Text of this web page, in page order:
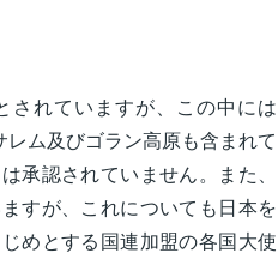
されていますが、この中には
ム及びゴラン高原も含まれて
承認されていません。また、
すが、これについても日本を
めとする国連加盟の各国大使